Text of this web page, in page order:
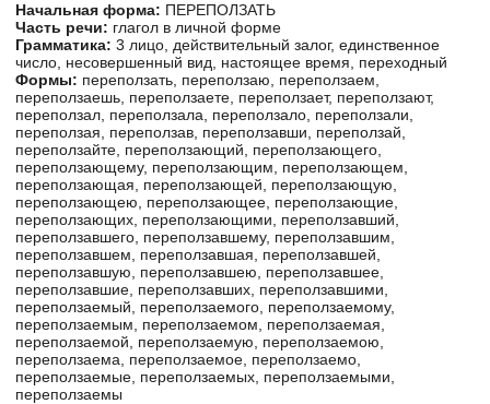
Начальная форма: ПЕРЕПОЛЗАТЬ
Часть речи: глагол в личной форме
Грамматика: 3 лицо, действительный залог, единственное
число, несовершенный вид, настоящее время, переходный
Формы: переползать, переползаю, переползаем,
переползаешь, переползаете, переползает, переползают,
переползал, переползала, переползало, переползали,
переползая, переползав, переползавши, переползай,
переползайте, переползающий, переползающего,
переползающему, переползающим, переползающем,
переползающая, переползающей, переползающую,
переползающею, переползающее, переползающие,
переползающих, переползающими, переползавший,
переползавшего, переползавшему, переползавшим,
переползавшем, переползавшая, переползавшей,
переползавшую, переползавшею, переползавшее,
переползавшие, переползавших, переползавшими,
переползаемый, переползаемого, переползаемому,
переползаемым, переползаемом, переползаемая,
переползаемой, переползаемую, переползаемою,
переползаема, переползаемое, переползаемо,
переползаемые, переползаемых, переползаемыми,
переползаемы